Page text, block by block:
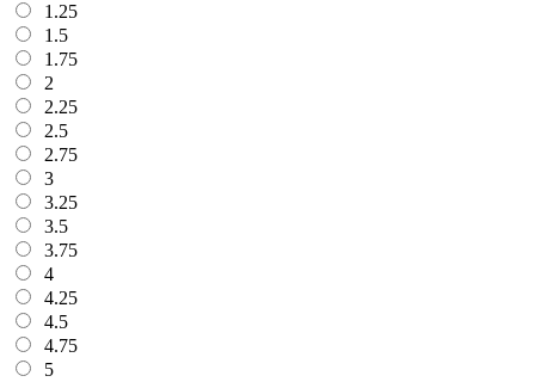
1.25
1.5
1.75
2
2.25
2.5
2.75
3
3.25
3.5
3.75
4
4.25
4.5
4.75
5